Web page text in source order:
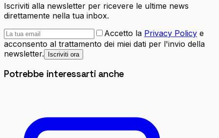
Iscriviti alla newsletter per ricevere le ultime news
direttamente nella tua inbox.
Accetto la Privacy Policy e
acconsento al trattamento dei miei dati per l'invio della
newsletter.
Iscriviti ora
Potrebbe interessarti anche